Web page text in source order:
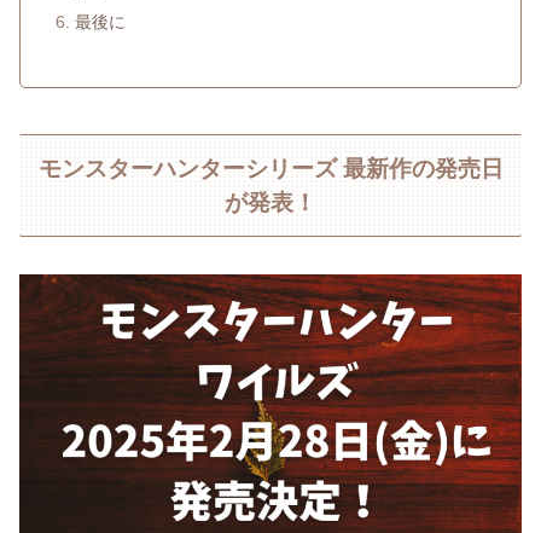
最後に
モンスターハンターシリーズ 最新作の発売日
が発表！